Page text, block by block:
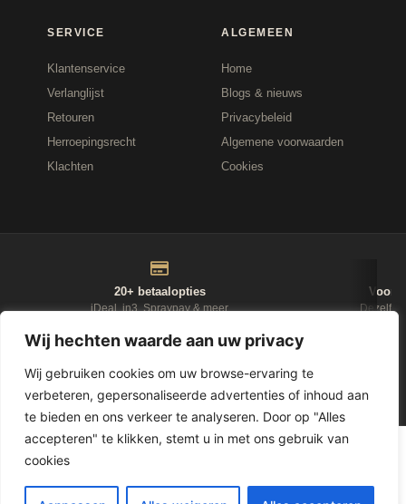
Wij hechten waarde aan uw privacy
Wij gebruiken cookies om uw browse-ervaring te
verbeteren, gepersonaliseerde advertenties of inhoud aan
te bieden en ons verkeer te analyseren. Door op "Alles
accepteren" te klikken, stemt u in met ons gebruik van
cookies
SERVICE
Klantenservice
Verlanglijst
Retouren
Herroepingsrecht
Klachten
ALGEMEEN
Home
Blogs & nieuws
Privacybeleid
Algemene voorwaarden
Cookies
20+ betaalopties
iDeal, in3, Spraypay & meer
Voor
NIEUWSBRIEF
D-Fokker